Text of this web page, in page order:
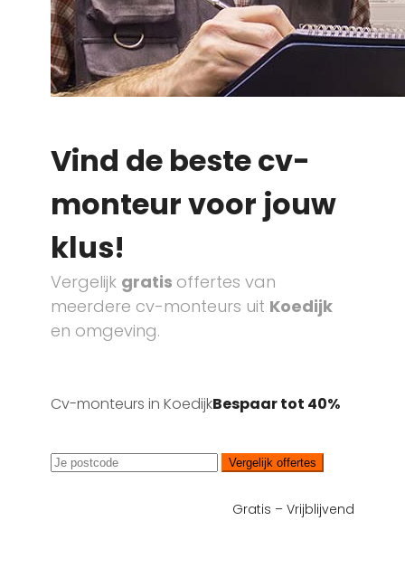
Vind de beste cv-
monteur voor jouw
klus!
Vergelijk gratis offertes van
meerdere cv-monteurs uit Koedijk
en omgeving.
Cv-monteurs in KoedijkBespaar tot 40%
Vergelijk offertes
Gratis – Vrijblijvend